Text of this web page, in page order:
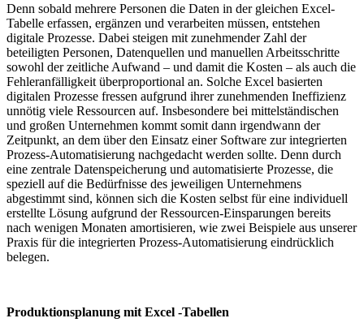
Denn sobald mehrere Personen die Daten in der gleichen Excel-
Tabelle erfassen, ergänzen und verarbeiten müssen, entstehen
digitale Prozesse. Dabei steigen mit zunehmender Zahl der
beteiligten Personen, Datenquellen und manuellen Arbeitsschritte
sowohl der zeitliche Aufwand – und damit die Kosten – als auch die
Fehleranfälligkeit überproportional an. Solche Excel basierten
digitalen Prozesse fressen aufgrund ihrer zunehmenden Ineffizienz
unnötig viele Ressourcen auf. Insbesondere bei mittelständischen
und großen Unternehmen kommt somit dann irgendwann der
Zeitpunkt, an dem über den Einsatz einer Software zur integrierten
Prozess-Automatisierung nachgedacht werden sollte. Denn durch
eine zentrale Datenspeicherung und automatisierte Prozesse, die
speziell auf die Bedürfnisse des jeweiligen Unternehmens
abgestimmt sind, können sich die Kosten selbst für eine individuell
erstellte Lösung aufgrund der Ressourcen-Einsparungen bereits
nach wenigen Monaten amortisieren, wie zwei Beispiele aus unserer
Praxis für die integrierten Prozess-Automatisierung eindrücklich
belegen.
Produktionsplanung mit Excel -Tabellen